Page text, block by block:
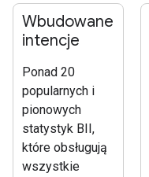
Wbudowane
intencje
Ponad 20
popularnych i
pionowych
statystyk BII,
które obsługują
wszystkie